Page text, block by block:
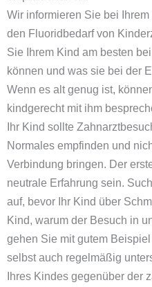
Wir informieren Sie bei
den Fluoridbedarf von
Sie Ihrem Kind am besten
können und was sie bei der
Wenn es alt genug ist,
kindgerecht mit ihm
Ihr Kind sollte
Normales empfinden und
Verbindung bringen. Der
neutrale Erfahrung sein.
auf, bevor Ihr Kind über
Kind, warum der Besuch in
gehen Sie mit gutem
selbst auch regelmäßig
Ihres Kindes gegenüber der